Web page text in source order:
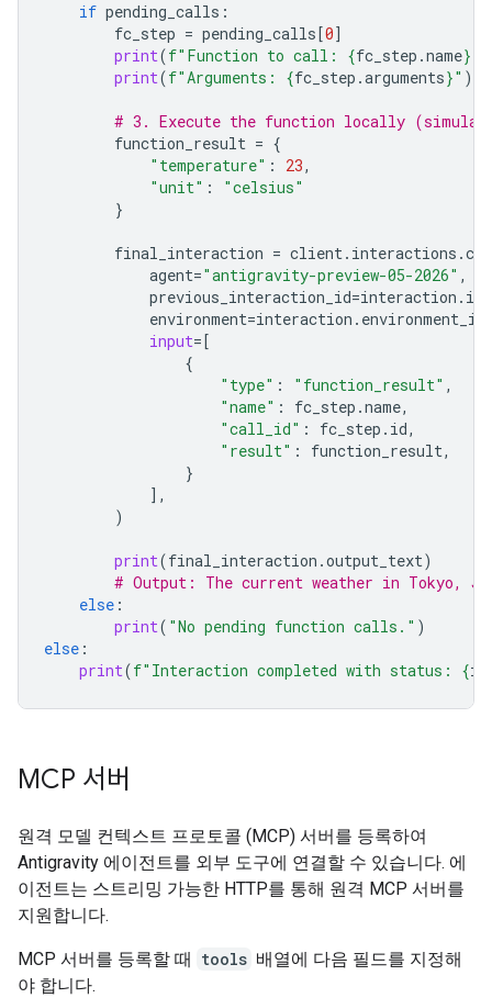
if pending_calls :
fc_step = pending_calls[0]
print(f"Function to call: {fc_step .name}
print(f"Arguments: {fc_step .arguments}" )
# 3. Execute the function locally
function_result = {
"temperature" : 23,
"unit" :
"celsius"
}
final_interaction = client. interactions .
agent="antigravity-preview-05-2026" ,
previous_interaction_id=interaction . id
environment=interaction . environment_id
input=[
{
"type" : "function_result" ,
"name" : fc_step .name,
"call_id" : fc_step . id,
"result" : function_result,
}
],
)
print(final_interaction .output_text)
# Output: The current weather in Tokyo,
else :
print( "No pending function calls." )
else :
print(f"Interaction completed with status: {
MCP 서버
원격 모델 컨텍스트 프로토콜 (MCP) 서버를 등록하여
Antigravity 에이전트를 외부 도구에 연결할 수 있습니다. 에
이전트는 스트리밍 가능한 HTTP를 통해 원격 MCP 서버를
지원합니다.
MCP 서버를 등록할 때 tools 배열에 다음 필드를 지정해
야 합니다.